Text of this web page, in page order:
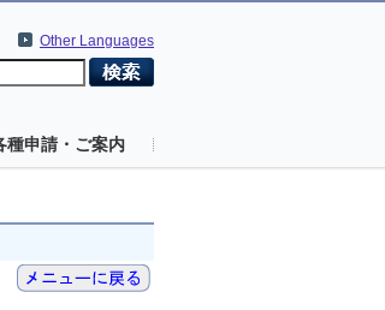
Other Languages
種申請・ご案内